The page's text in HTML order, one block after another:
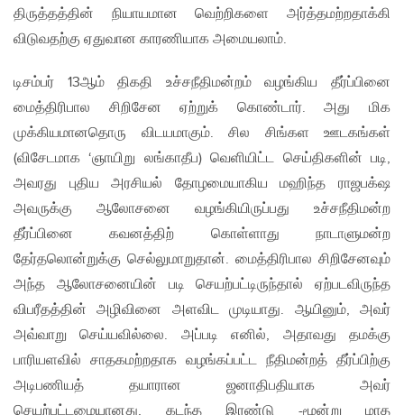
திருத்தத்தின் நியாயமான வெற்றிகளை அர்த்தமற்றதாக்கி
விடுவதற்கு ஏதுவான காரணியாக அமையலாம்.
டிசம்பர் 13ஆம் திகதி உச்சநீதிமன்றம் வழங்கிய தீர்ப்பினை
மைத்திரிபால சிறிசேன ஏற்றுக் கொண்டார். அது மிக
முக்கியமானதொரு விடயமாகும். சில சிங்கள ஊடகங்கள்
(விசேடமாக ‘ஞாயிறு லங்காதீப) வெளியிட்ட செய்திகளின் படி,
அவரது புதிய அரசியல் தோழமையாகிய மஹிந்த ராஜபக்‌ஷ
அவருக்கு ஆலோசனை வழங்கியிருப்பது உச்சநீதிமன்ற
தீர்ப்பினை கவனத்திற் கொள்ளாது நாடாளுமன்ற
தேர்தலொன்றுக்கு செல்லுமாறுதான். மைத்திரிபால சிறிசேனவும்
அந்த ஆலோசனையின் படி செயற்பட்டிருந்தால் ஏற்படவிருந்த
விபரீதத்தின் அழிவினை அளவிட முடியாது. ஆயினும், அவர்
அவ்வாறு செய்யவில்லை. அப்படி எனில், அதாவது தமக்கு
பாரியளவில் சாதகமற்றதாக வழங்கப்பட்ட நீதிமன்றத் தீர்ப்பிற்கு
அடிபணியத் தயாரான ஜனாதிபதியாக அவர்
செயற்பட்டமையானது, கடந்த இரண்டு -மூன்று மாத